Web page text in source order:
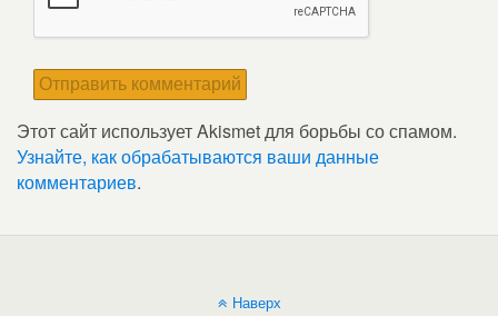
Этот сайт использует Akismet для борьбы со спамом.
Узнайте, как обрабатываются ваши данные
комментариев.
Наверх